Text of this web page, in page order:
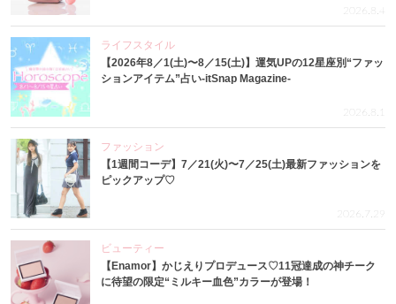
2026.8.4
ライフスタイル
【2026年8／1(土)〜8／15(土)】運気UPの12星座別“ファッ
ションアイテム”占い-itSnap Magazine-
2026.8.1
ファッション
【1週間コーデ】7／21(火)〜7／25(土)最新ファッションを
ピックアップ♡
2026.7.29
ビューティー
【Enamor】かじえりプロデュース♡11冠達成の神チーク
に待望の限定“ミルキー血色”カラーが登場！